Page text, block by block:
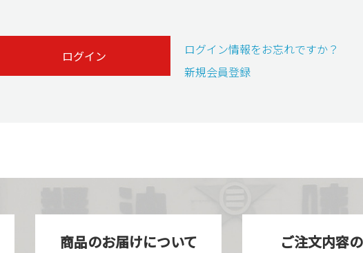
ログイン
ログイン情報をお忘れですか？
新規会員登録
商品のお届けについて ご注文内容